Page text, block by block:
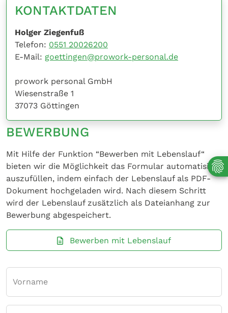
KONTAKTDATEN
Holger Ziegenfuß
Telefon: 0551 20026200
E-Mail: goettingen@prowork-personal.de
prowork personal GmbH
Wiesenstraße 1
37073 Göttingen
BEWERBUNG
Mit Hilfe der Funktion “Bewerben mit Lebenslauf“
bieten wir die Möglichkeit das Formular automatisiert
auszufüllen, indem einfach der Lebenslauf als PDF-
Dokument hochgeladen wird. Nach diesem Schritt
wird der Lebenslauf zusätzlich als Dateianhang zur
Bewerbung abgespeichert.
Bewerben mit Lebenslauf
Vorname